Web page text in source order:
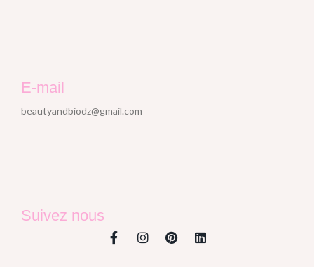
E-mail
beautyandbiodz@gmail.com
Suivez nous